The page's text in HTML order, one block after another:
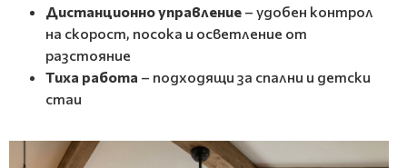
Дистанционно управление – удобен контрол
на скорост, посока и осветление от
разстояние
Тиха работа – подходящи за спални и детски
стаи